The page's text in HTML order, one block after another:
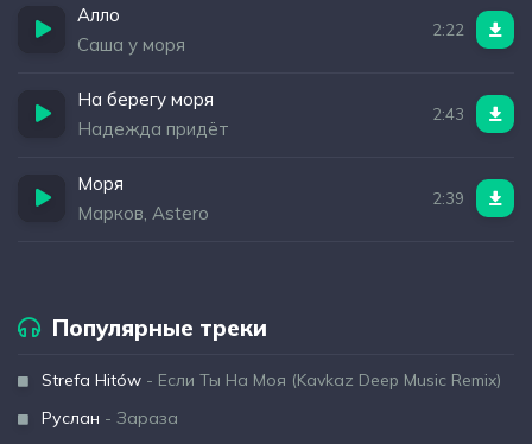
Алло
Саша у моря
2:22
На берегу моря
Надежда придёт
2:43
Моря
Марков, Astero
2:39
Популярные треки
Strefa Hitów - Если Ты На Моя (Kavkaz Deep Music Remix)
Руслан - Зараза